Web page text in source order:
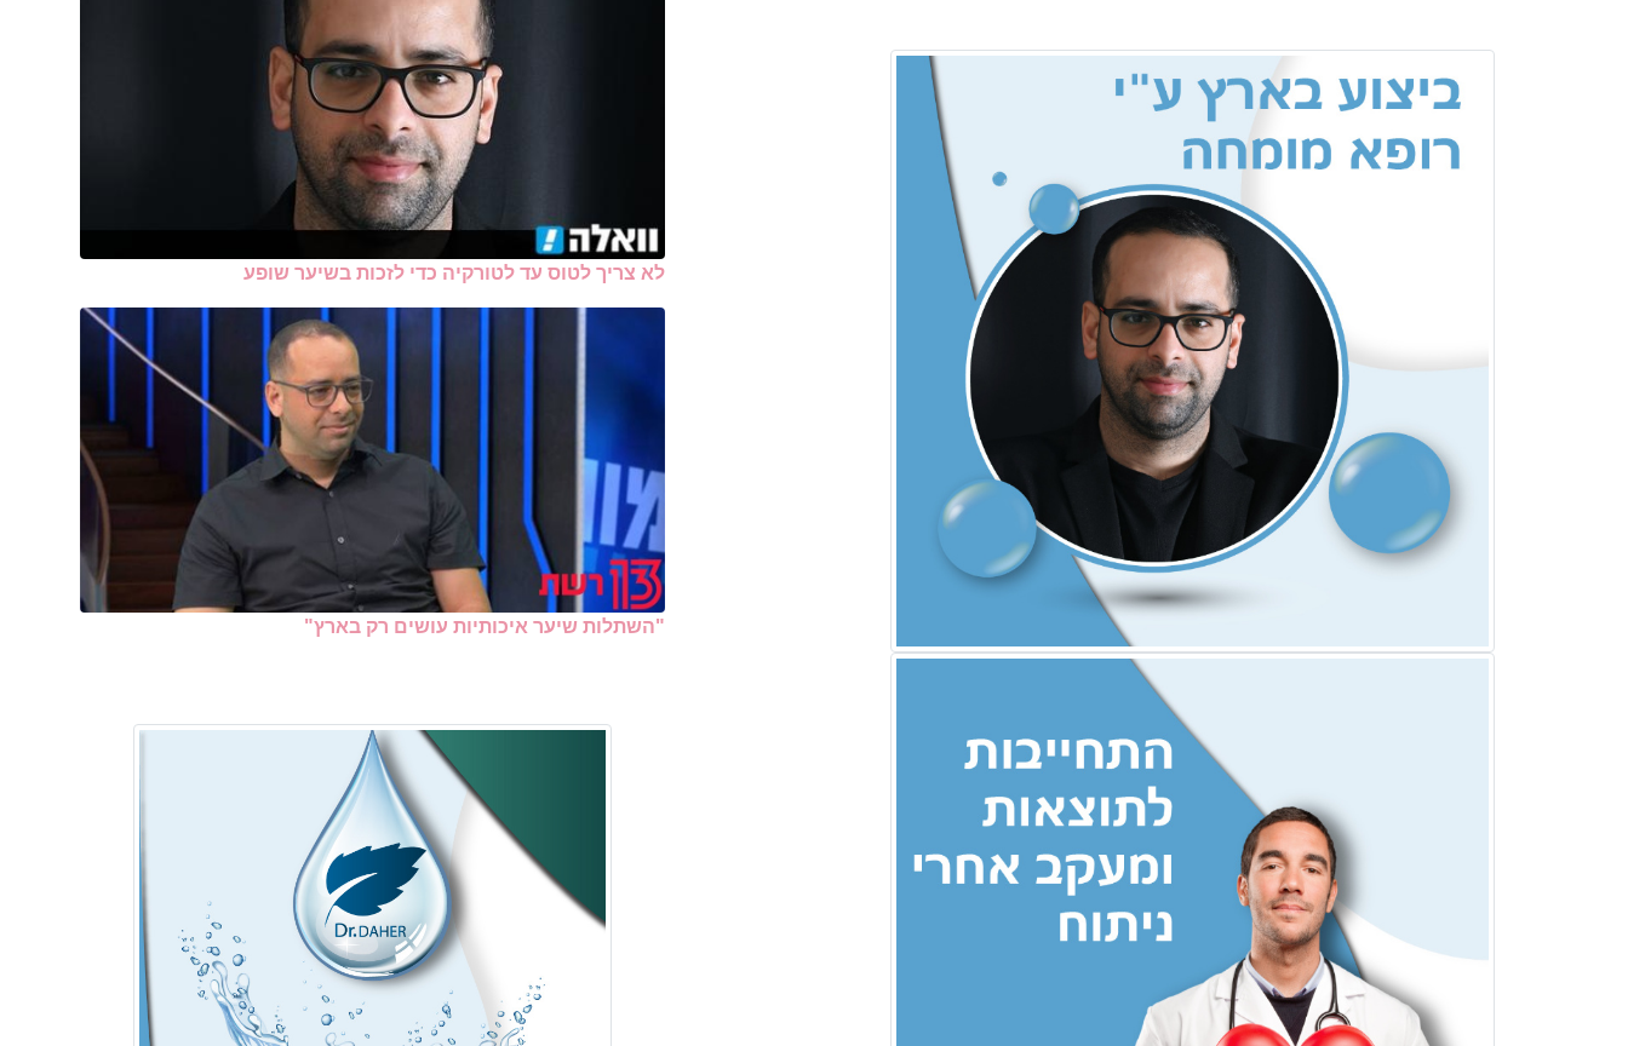
לא צריך לטוס עד לטורקיה כדי לזכות בשיער שופע
"השתלות שיער איכותיות עושים רק בארץ"